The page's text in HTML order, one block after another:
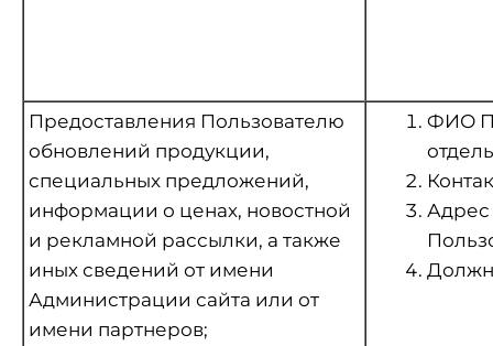
Предоставления Пользователю
обновлений продукции,
специальных предложений,
информации о ценах, новостной
и рекламной рассылки, а также
иных сведений от имени
Администрации сайта или от
имени партнеров;
ФИО
Адрес